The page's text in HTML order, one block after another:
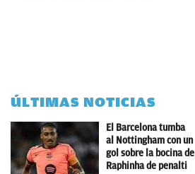
ÚLTIMAS NOTICIAS
El Barcelona tumba
al Nottingham con un
gol sobre la bocina de
Raphinha de penalti